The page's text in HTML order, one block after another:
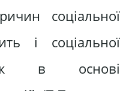
соціальної
і соціальної
Так в основі